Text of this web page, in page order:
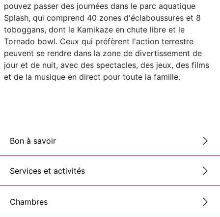
pouvez passer des journées dans le parc aquatique
Splash, qui comprend 40 zones d'éclaboussures et 8
toboggans, dont le Kamikaze en chute libre et le
Tornado bowl. Ceux qui préfèrent l'action terrestre
peuvent se rendre dans la zone de divertissement de
jour et de nuit, avec des spectacles, des jeux, des films
et de la musique en direct pour toute la famille.
Bon à savoir
Services et activités
Chambres